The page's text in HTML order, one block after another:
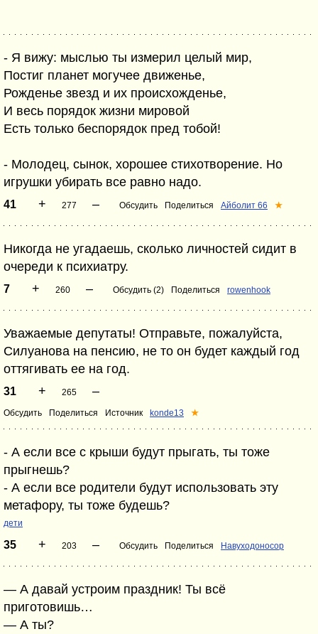
- Я вижу: мыслью ты измерил целый мир,
Постиг планет могучее движенье,
Рожденье звезд и их происхожденье,
И весь порядок жизни мировой
Есть только беспорядок пред тобой!
- Молодец, сынок, хорошее стихотворение. Но
игрушки убирать все равно надо.
41 + 277 – Обсудить Поделиться Айболит 66 ★
Никогда не угадаешь, сколько личностей сидит в
очереди к психиатру.
7 + 260 – Обсудить (2) Поделиться rowenhook
Уважаемые депутаты! Отправьте, пожалуйста,
Силуанова на пенсию, не то он будет каждый год
оттягивать ее на год.
31 + 265 –
Обсудить Поделиться Источник konde13 ★
- А если все с крыши будут прыгать, ты тоже
прыгнешь?
- А если все родители будут использовать эту
метафору, ты тоже будешь?
дети
35 + 203 – Обсудить Поделиться Навуходоносор
— А давай устроим праздник! Ты всё
приготовишь…
— А ты?